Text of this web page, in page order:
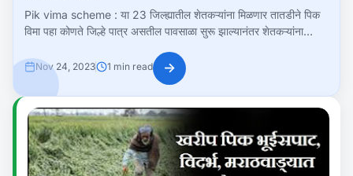
Pik vima scheme : या 23 जिल्ह्यातील शेतकऱ्यांना मिळणार तातडीने पिक
विमा पहा कोणते जिल्हे पात्र असतील पावसाळा सुरू झाल्यानंतर शेतकऱ्यांना
Nov 24, 2023 1 min read →